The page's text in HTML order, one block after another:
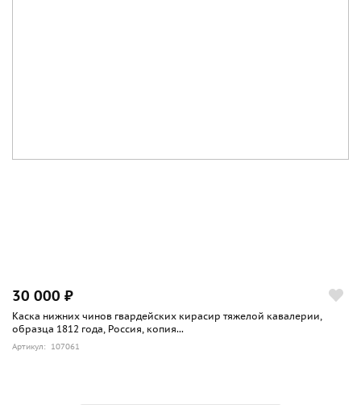
30 000 ₽
Каска нижних чинов гвардейских кирасир тяжелой кавалерии,
образца 1812 года, Россия, копия...
Артикул: 107061